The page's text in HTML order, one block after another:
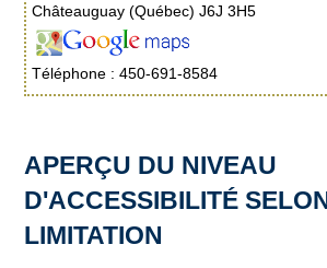
Châteauguay (Québec) J6J 3H5
Téléphone : 450-691-8584
APERÇU DU NIVEAU
D'ACCESSIBILITÉ
LIMITATION